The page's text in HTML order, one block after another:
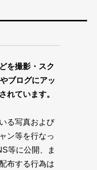
を撮影・スク
ブログにアッ
れています。
る写真および
ン等を行なっ
等に公開、ま
布する行為は